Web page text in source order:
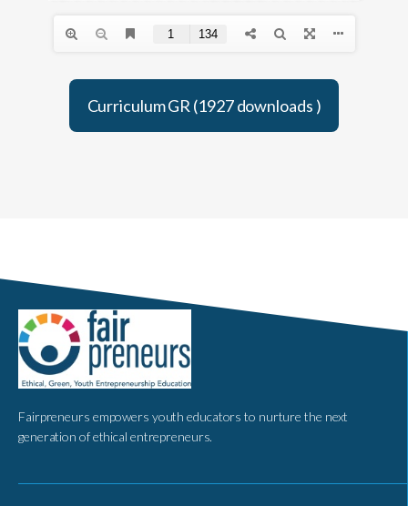
Curriculum GR (1927 downloads )
Fairpreneurs empowers youth educators to nurture the next
generation of ethical entrepreneurs.